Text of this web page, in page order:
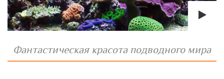
Фантастическая красота подводного мира